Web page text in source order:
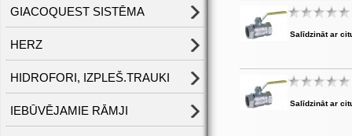
GIACOQUEST SISTĒMA
HERZ
HIDROFORI, IZPLEŠ.TRAUKI
IEBŪVĒJAMIE RĀMJI
Salīdzināt ar
Salīdzināt ar